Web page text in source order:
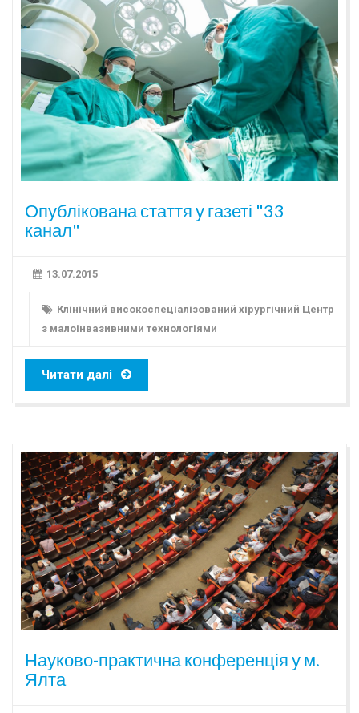
Опублікована стаття у газеті "33
канал"
13.07.2015
Клінічний високоспеціалізований хірургічний Центр
з малоінвазивними технологіями
Читати далі
Науково-практична конференція у м.
Ялта